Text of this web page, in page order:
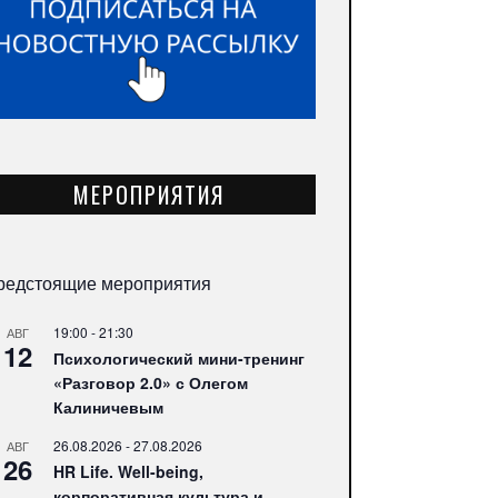
МЕРОПРИЯТИЯ
мероприятия
АВГ
12
19:00 -21:30
Психологический мини-тренинг
«Разговор 2.0» с Олегом
Калиничевым
АВГ
26
26.08.2026 -27.08.2026
HR Life. Well-being,